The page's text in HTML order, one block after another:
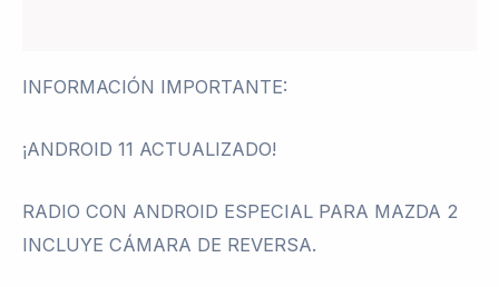
INFORMACIÓN IMPORTANTE:
¡ANDROID 11 ACTUALIZADO!
RADIO CON ANDROID ESPECIAL PARA MAZDA 2
INCLUYE CÁMARA DE REVERSA.